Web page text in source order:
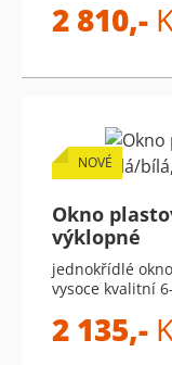
2 810,-
NOVÉ
Okno
výklopné
jednokřídlé
vysoce kvalitní
2 135,-